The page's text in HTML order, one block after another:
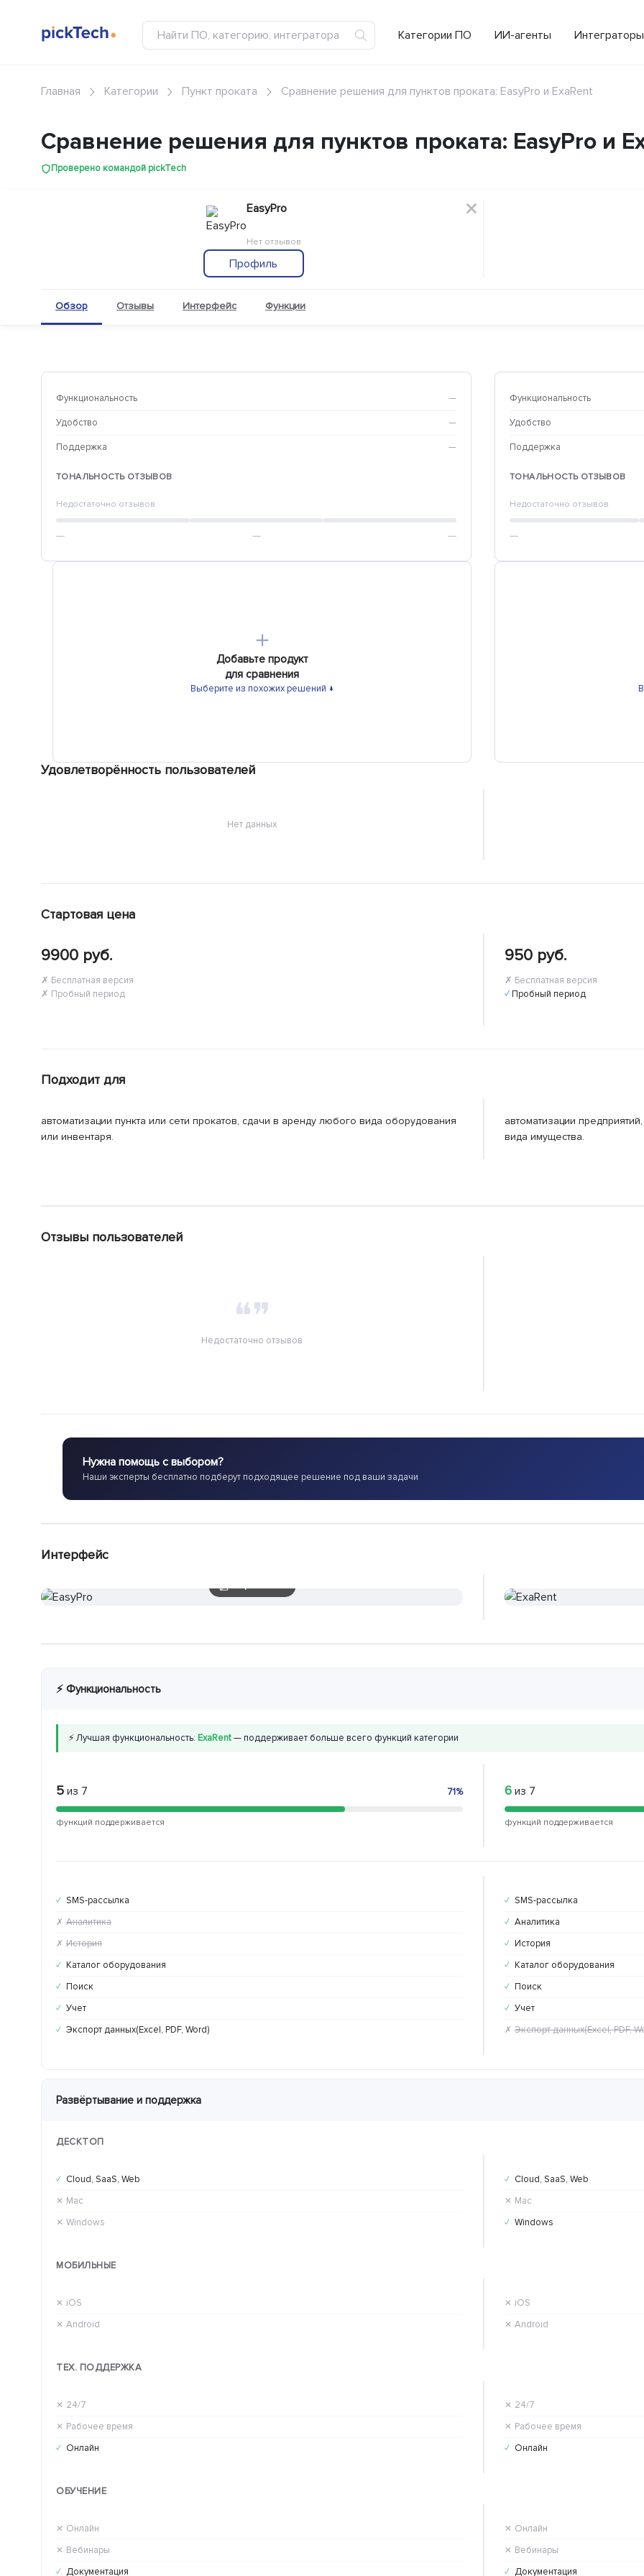
Категории ПО ИИ-агенты Интеграторы
Главная Категории Пункт проката Сравнение решения для пунктов проката: EasyPro и ExaRent
Сравнение решения для пунктов проката: EasyPro и
Проверено командой pickTech
EasyPro
Нет отзывов
Профиль
Обзор Отзывы Интерфейс Функции
Функциональность —
Удобство —
Поддержка —
ТОНАЛЬНОСТЬ ОТЗЫВОВ
Недостаточно отзывов
— — —
Функциональность
Удобство
Поддержка
ТОНАЛЬНОСТЬ ОТЗЫВОВ
Недостаточно отзывов
—
＋
Добавьте продукт
для сравнения
Выберите из похожих решений ↓
Удовлетворённость пользователей
Нет данных
Стартовая цена
9900 руб.
✗ Бесплатная версия
✗ Пробный период
950 руб.
✗ Бесплатная версия
✓ Пробный период
Подходит для
автоматизации пункта или сети прокатов, сдачи в аренду любого вида оборудования
или инвентаря.
автоматизации
вида имущества.
Отзывы пользователей
❝❞
Недостаточно отзывов
Нужна помощь с выбором?
Наши эксперты бесплатно подберут подходящее решение под ваши задачи
Интерфейс
3 скриншотов
⚡ Функциональность
⚡ Лучшая функциональность: ExaRent— поддерживает больше всего функций категории
5 из 7 71%
функций поддерживается
6 из 7
функций поддерживается
✓ SMS-рассылка
✗ Аналитика
✗ История
✓ Каталог оборудования
✓ Поиск
✓ Учет
✓ Экспорт данных(Excel, PDF, Word)
✓ SMS-рассылка
✓ Аналитика
✓ История
✓ Каталог оборудования
✓ Поиск
✓ Учет
✗ Экспорт данных(Excel, PDF,
Развёртывание и поддержка
ДЕСКТОП
✓ Cloud, SaaS, Web
✕ Mac
✕ Windows
✓ Cloud, SaaS, Web
✕ Mac
✓ Windows
МОБИЛЬНЫЕ
✕ iOS
✕ Android
✕ iOS
✕ Android
ТЕХ. ПОДДЕРЖКА
✕ 24/7
✕ Рабочее время
✓ Онлайн
✕ 24/7
✕ Рабочее время
✓ Онлайн
ОБУЧЕНИЕ
✕ Онлайн
✕ Вебинары
✓ Документация
✕ Онлайн
✕ Вебинары
✓ Документация